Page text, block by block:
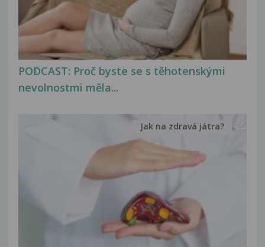
PODCAST: Proč byste se s těhotenskými
nevolnostmi měla...
Jak na zdravá játra?